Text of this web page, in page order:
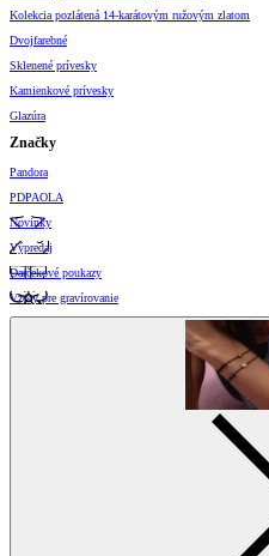
Kolekcia pozlátená 14-karátovým ružovým zlatom
Dvojfarebné
Sklenené prívesky
Kamienkové prívesky
Glazúra
Značky
Pandora
PDPAOLA
Novinky
Výpredaj
Darčekové poukazy
Vzory pre gravírovanie